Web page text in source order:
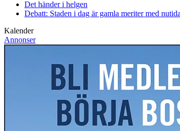
Det händer i helgen
Debatt: Staden i dag är gamla meriter med
Kalender
Annonser